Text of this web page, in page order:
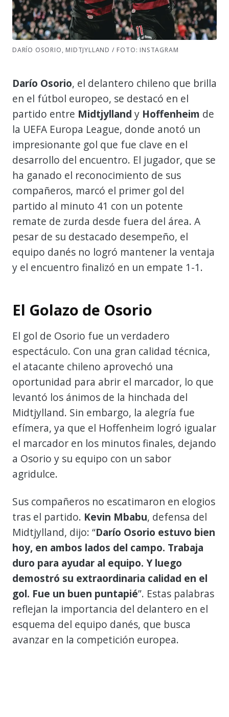
DARÍO OSORIO, MIDTJYLLAND / FOTO: INSTAGRAM
Darío Osorio, el delantero chileno que brilla
en el fútbol europeo, se destacó en el
partido entre Midtjylland y Hoffenheim de
la UEFA Europa League, donde anotó un
impresionante gol que fue clave en el
desarrollo del encuentro. El jugador, que se
ha ganado el reconocimiento de sus
compañeros, marcó el primer gol del
partido al minuto 41 con un potente
remate de zurda desde fuera del área. A
pesar de su destacado desempeño, el
equipo danés no logró mantener la ventaja
y el encuentro finalizó en un empate 1-1.
El Golazo de Osorio
El gol de Osorio fue un verdadero
espectáculo. Con una gran calidad técnica,
el atacante chileno aprovechó una
oportunidad para abrir el marcador, lo que
levantó los ánimos de la hinchada del
Midtjylland. Sin embargo, la alegría fue
efímera, ya que el Hoffenheim logró igualar
el marcador en los minutos finales, dejando
a Osorio y su equipo con un sabor
agridulce.
Sus compañeros no escatimaron en elogios
tras el partido. Kevin Mbabu, defensa del
Midtjylland, dijo: “Darío Osorio estuvo bien
hoy, en ambos lados del campo. Trabaja
duro para ayudar al equipo. Y luego
demostró su extraordinaria calidad en el
gol. Fue un buen puntapié”. Estas palabras
reflejan la importancia del delantero en el
esquema del equipo danés, que busca
avanzar en la competición europea.